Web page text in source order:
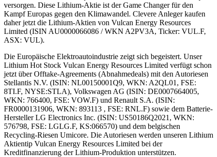
versorgen. Diese Lithium-Aktie ist der Game Changer für den
Kampf Europas gegen den Klimawandel. Clevere Anleger kaufen
daher jetzt die Lithium-Aktien von Vulcan Energy Resources
Limited (ISIN AU0000066086 / WKN A2PV3A, Ticker: VUL.F,
ASX: VUL).
Die Europäische Elektroautoindustrie zeigt sich begeistert. Unser
Lithium Hot Stock Vulcan Energy Resources Limited verfügt schon
jetzt über Offtake-Agreements (Abnahmedeals) mit den Autoriesen
Stellantis N.V. (ISIN: NL00150001Q9, WKN: A2QL01, FSE:
8TI.F, NYSE:STLA), Volkswagen AG (ISIN: DE0007664005,
WKN: 766400, FSE: VOW.F) und Renault S.A. (ISIN:
FR0000131906, WKN: 893113 , FSE: RNL.F) sowie dem Batterie-
Hersteller LG Electronics Inc. (ISIN: US50186Q2021, WKN:
576798, FSE: LGLG.F, KS:066570) und dem belgischen
Recycling-Riesen Umicore. Die Autoriesen werden unseren Lithium
Aktientip Vulcan Energy Resources Limited bei der
Kreditfinanzierung der Lithium-Produktion unterstützen.